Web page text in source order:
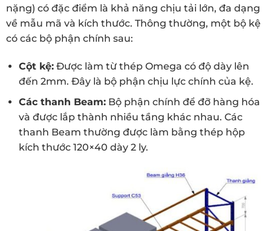
nặng) có đặc điểm là khả năng chịu tải lớn, đa dạng
về mẫu mã và kích thước. Thông thường, một bộ kệ
có các bộ phận chính sau:
Cột kệ:Được làm từ thép Omega có độ dày lên
đến 2mm. Đây là bộ phận chịu lực chính của kệ.
Các thanh Beam:Bộ phận chính để đỡ hàng hóa
và được lắp thành nhiều tầng khác nhau. Các
thanh Beam thường được làm bằng thép hộp
kích thước 120×40 dày 2 ly.